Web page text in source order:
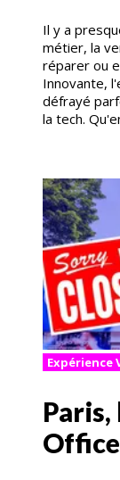
Il y a
métier, la
réparer ou
Innovante,
défrayé
la tech.
Expérience
Paris,